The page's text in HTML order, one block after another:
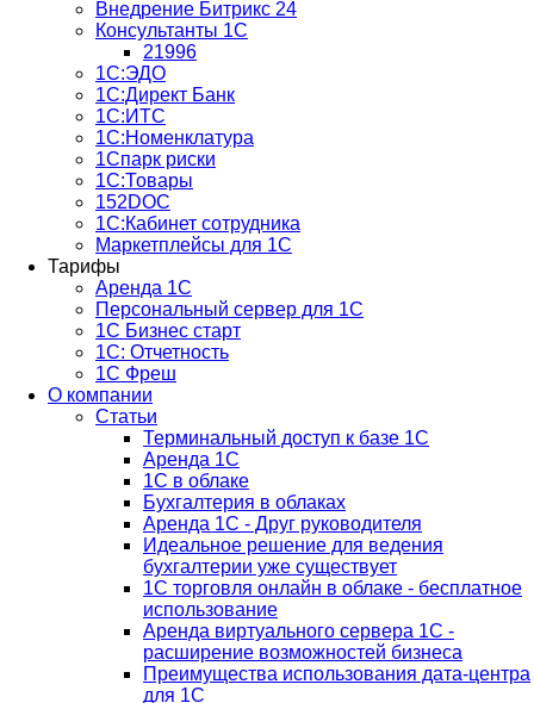
Внедрение Битрикс 24
Консультанты 1С
21996
1С:ЭДО
1С:Директ Банк
1С:ИТС
1С:Номенклатура
1Спарк риски
1С:Товары
152DOC
1С:Кабинет сотрудника
Маркетплейсы для 1С
Тарифы
Аренда 1С
Персональный сервер для 1С
1С Бизнес старт
1С: Отчетность
1C Фреш
О компании
Статьи
Терминальный доступ к базе 1С
Аренда 1С
1С в облаке
Бухгалтерия в облаках
Аренда 1С - Друг руководителя
Идеальное решение для ведения
бухгалтерии уже существует
1С торговля онлайн в облаке - бесплатное
использование
Аренда виртуального сервера 1С -
расширение возможностей бизнеса
Преимущества использования дата-центра
для 1С